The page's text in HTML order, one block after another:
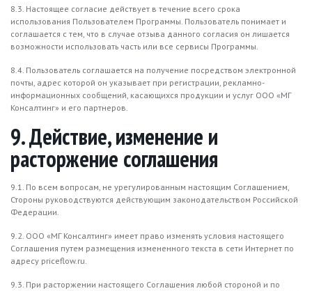
8.3. Настоящее согласие действует в течение всего срока
использования Пользователем Программы. Пользователь понимает и
соглашается с тем, что в случае отзыва данного согласия он лишается
возможности использовать часть или все сервисы Программы.
8.4. Пользователь соглашается на получение посредством электронной
почты, адрес которой он указывает при регистрации, рекламно-
информационных сообщений, касающихся продукции и услуг ООО «МГ
Консалтинг» и его партнеров.
9. Действие, изменение и
расторжение соглашения
9.1. По всем вопросам, не урегулированным настоящим Соглашением,
Стороны руководствуются действующим законодательством Российской
Федерации.
9.2. ООО «МГ Консалтинг» имеет право изменять условия настоящего
Соглашения путем размещения измененного текста в сети Интернет по
адресу priceflow.ru.
9.3. При расторжении настоящего Соглашения любой стороной и по